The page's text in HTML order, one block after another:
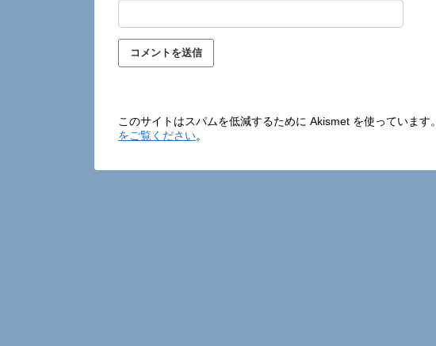
このサイトはスパムを低減するために Akismet を使っています。
をご覧ください。